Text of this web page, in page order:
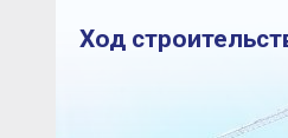
Ход